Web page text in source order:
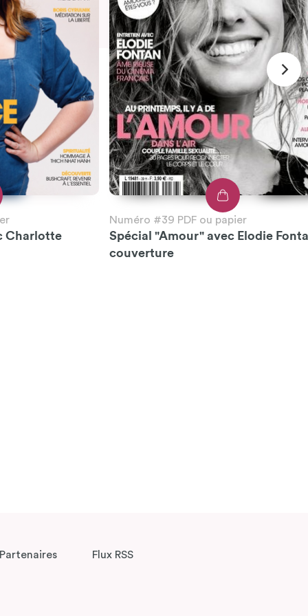
Charlotte
Numéro #39 PDF ou papier
Spécial "Amour" avec Elodie
couverture
Partenaires Flux RSS